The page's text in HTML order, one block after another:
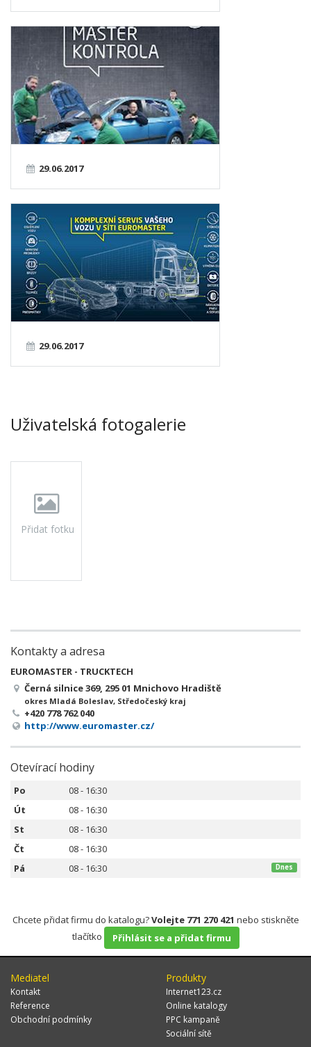
29.06.2017
29.06.2017
Uživatelská fotogalerie
Přidat fotku
Kontakty a adresa
EUROMASTER - TRUCKTECH
Černá silnice 369, 295 01 Mnichovo Hradiště
okres Mladá Boleslav, Středočeský kraj
+420 778 762 040
http://www.euromaster.cz/
Otevírací hodiny
Po
08 - 16:30
Út
08 - 16:30
St
08 - 16:30
Čt
08 - 16:30
Pá
08 - 16:30 Dnes
Chcete přidat firmu do katalogu?Volejte 771 270 421 nebo stiskněte
tlačítko
Přihlásit se a přidat firmu
Mediatel
Kontakt
Reference
Obchodní podmínky
Produkty
Internet123.cz
Online katalogy
PPC kampaně
Sociální sítě